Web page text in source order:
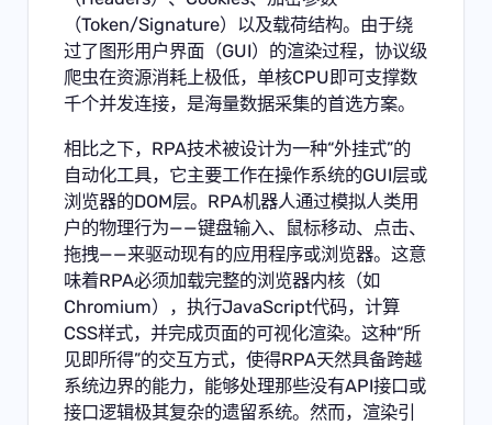
（Token/Signature）以及载荷结构。由于绕
过了图形用户界面（GUI）的渲染过程，协议级
爬虫在资源消耗上极低，单核CPU即可支撑数
千个并发连接，是海量数据采集的首选方案。
相比之下，RPA技术被设计为一种“外挂式”的
自动化工具，它主要工作在操作系统的GUI层或
浏览器的DOM层。RPA机器人通过模拟人类用
户的物理行为——键盘输入、鼠标移动、点击、
拖拽——来驱动现有的应用程序或浏览器。这意
味着RPA必须加载完整的浏览器内核（如
Chromium），执行JavaScript代码，计算
CSS样式，并完成页面的可视化渲染。这种“所
见即所得”的交互方式，使得RPA天然具备跨越
系统边界的能力，能够处理那些没有API接口或
接口逻辑极其复杂的遗留系统。然而，渲染引